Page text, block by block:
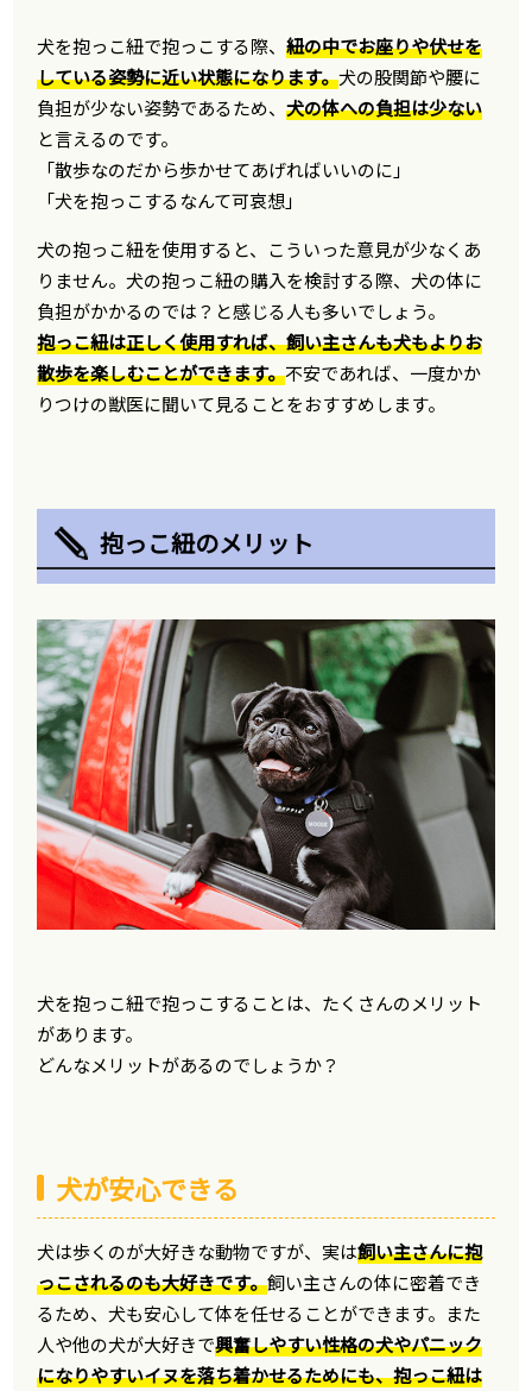
犬を抱っこ紐で抱っこする際、紐の中でお座りや伏せを
している姿勢に近い状態になります。犬の股関節や腰に
負担が少ない姿勢であるため、犬の体への負担は少ない
と言えるのです。
「散歩なのだから歩かせてあげればいいのに」
「犬を抱っこするなんて可哀想」
犬の抱っこ紐を使用すると、こういった意見が少なくあ
りません。犬の抱っこ紐の購入を検討する際、犬の体に
負担がかかるのでは？と感じる人も多いでしょう。
抱っこ紐は正しく使用すれば、飼い主さんも犬もよりお
散歩を楽しむことができます。不安であれば、一度かか
りつけの獣医に聞いて見ることをおすすめします。
抱っこ紐のメリット
犬を抱っこ紐で抱っこすることは、たくさんのメリット
があります。
どんなメリットがあるのでしょうか？
犬が安心できる
犬は歩くのが大好きな動物ですが、実は飼い主さんに抱
っこされるのも大好きです。飼い主さんの体に密着でき
るため、犬も安心して体を任せることができます。また
人や他の犬が大好きで興奮しやすい性格の犬やパニック
になりやすいイヌを落ち着かせるためにも、抱っこ紐は